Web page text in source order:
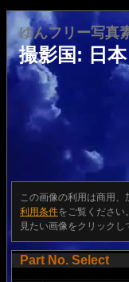
ゆんフリー写真
撮影国: 日
この画像の利用は商用
利用条件をご覧ください。
見たい画像をクリックし
Part No. Select